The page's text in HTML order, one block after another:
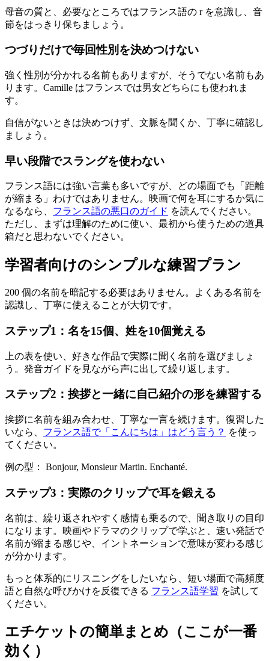
母音の質と、必要なところではフランス語の r を意識し、音
節をはっきり保ちましょう。
つづりだけで毎回性別を決めつけない
強く性別が分かれる名前もありますが、そうでない名前もあ
ります。Camille はフランスでは男女どちらにも使われま
す。
自信がないときは決めつけず、文脈を聞くか、丁寧に確認し
ましょう。
早い段階でスラングを使わない
フランス語には強い言葉も多いですが、どの場面でも「距離
が縮まる」わけではありません。映画で何を耳にするか気に
なるなら、 フランス語の悪口のガイド を読んでください。
ただし、まずは理解のために使い、最初から使うための道具
箱だと思わないでください。
学習者向けのシンプルな練習プラン
200 個の名前を暗記する必要はありません。よくある名前を
認識し、丁寧に使えることが大切です。
ステップ1：名を15個、姓を10個覚える
上の表を使い、好きな作品で実際に聞く名前を選びましょ
う。発音ガイドを見ながら声に出して繰り返します。
ステップ2：挨拶と一緒に自己紹介の形を練習する
挨拶に名前を組み合わせ、丁寧な一言を続けます。復習した
いなら、 フランス語で「こんにちは」はどう言う？ を使っ
てください。
例の型： Bonjour, Monsieur Martin. Enchanté.
ステップ3：実際のクリップで耳を鍛える
名前は、繰り返されやすく感情も乗るので、聞き取りの目印
になります。映画やドラマのクリップで学ぶと、速い発話で
名前が縮まる感じや、イントネーションで意味が変わる感じ
が分かります。
もっと体系的にリスニングをしたいなら、短い場面で高頻度
語と自然な呼びかけを反復できる フランス語学習 を試して
ください。
エチケットの簡単まとめ（ここが一番
効く）